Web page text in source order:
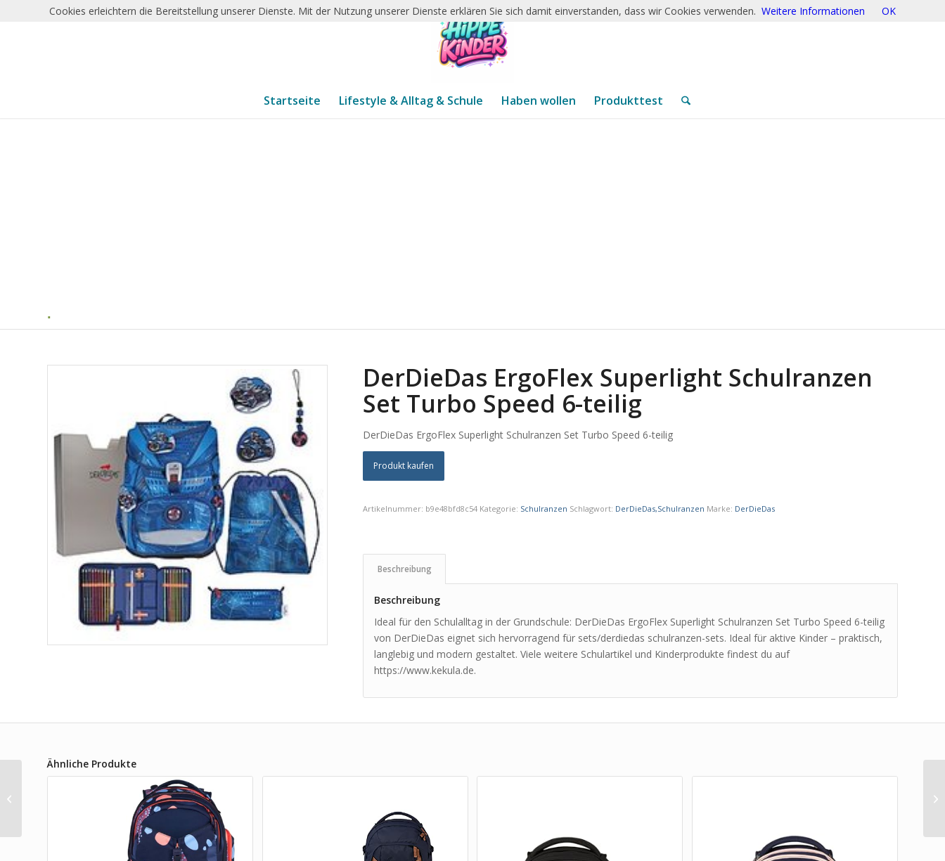
Startseite Lifestyle & Alltag & Schule Haben wollen Produkttest
DerDieDas ErgoFlex Superlight Schulranzen
Set Turbo Speed 6-teilig
DerDieDas ErgoFlex Superlight Schulranzen Set Turbo Speed 6-teilig
Produkt kaufen
Artikelnummer: b9e48bfd8c54 Kategorie: Schulranzen Schlagwort: DerDieDas,Schulranzen Marke: DerDieDas
Beschreibung
Beschreibung
Ideal für den Schulalltag in der Grundschule: DerDieDas ErgoFlex Superlight Schulranzen Set Turbo Speed 6-teilig
von DerDieDas eignet sich hervorragend für sets/derdiedas schulranzen-sets. Ideal für aktive Kinder – praktisch,
langlebig und modern gestaltet. Viele weitere Schulartikel und Kinderprodukte findest du auf
https://www.kekula.de.
Ähnliche Produkte
Cookies erleichtern die Bereitstellung unserer Dienste. Mit der Nutzung unserer Dienste erklären Sie sich damit einverstanden, dass wir Cookies verwenden. Weitere Informationen OK